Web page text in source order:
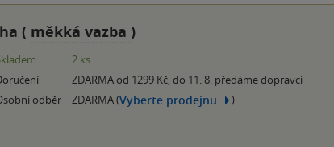
( měkká vazba )
2 ks
ZDARMA od 1299 Kč, do 11. 8. předáme dopravci
odběr
ZDARMA (Vyberte prodejnu )